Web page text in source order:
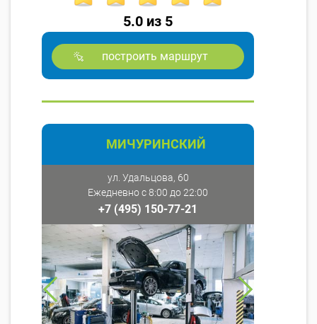
5.0 из 5
построить маршрут
МИЧУРИНСКИЙ
ул. Удальцова, 60
Ежедневно с 8:00 до 22:00
+7 (495) 150-77-21